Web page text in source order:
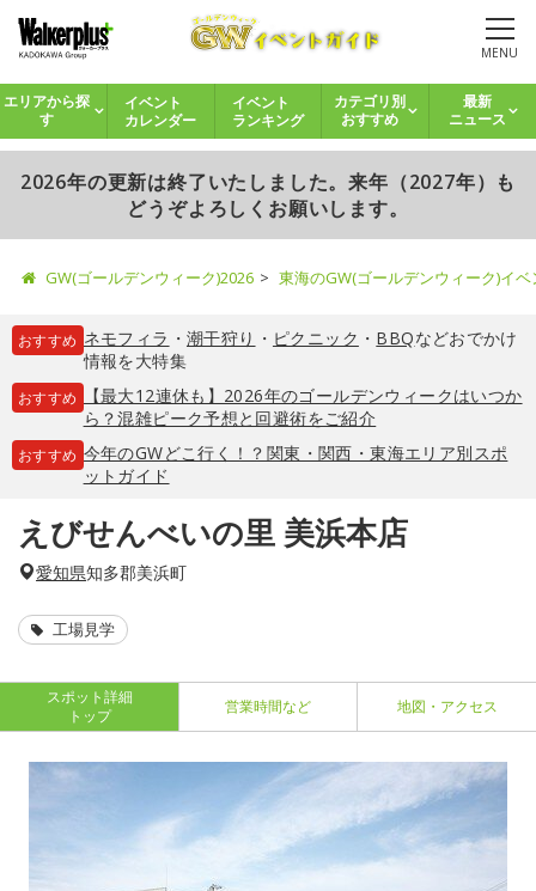
MENU
エリアから探
す
イベント
カレンダー
イベント
ランキング
カテゴリ別
おすすめ
最新
ニュース
2026年の更新は終了いたしました。来年（2027年）も
どうぞよろしくお願いします。
GW(ゴールデンウィーク)2026 東海のGW(ゴールデンウィーク)イ
おすすめ ネモフィラ ・ 潮干狩り ・ ピクニック ・ BBQなどおでかけ
情報を大特集
おすすめ
【最大12連休も】2026年のゴールデンウィークはいつか
ら？混雑ピーク予想と回避術をご紹介
おすすめ 今年のGWどこ行く！？関東・関西・東海エリア別スポ
ットガイド
えびせんべいの里 美浜本店
愛知県知多郡美浜町
工場見学
スポット詳細
トップ
営業時間など 地図・アクセス